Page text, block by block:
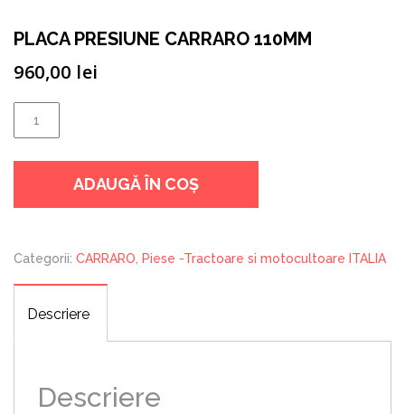
PLACA PRESIUNE CARRARO 110MM
960,00 lei
PLACA
PRESIUNE
CARRARO
110MM
ADAUGĂ ÎN COȘ
Categorii: CARRARO Piese -Tractoare si motocultoare ITALIA
Descriere
Descriere